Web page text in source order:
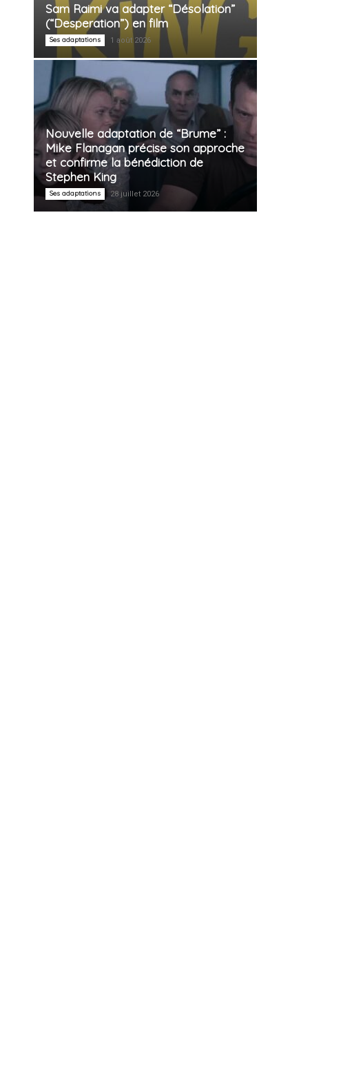
Sam Raimi va adapter “Désolation”
(“Desperation”) en film
Ses adaptations 1 août 2026
Nouvelle adaptation de “Brume” :
Mike Flanagan précise son approche
et confirme la bénédiction de
Stephen King
Ses adaptations 28 juillet 2026